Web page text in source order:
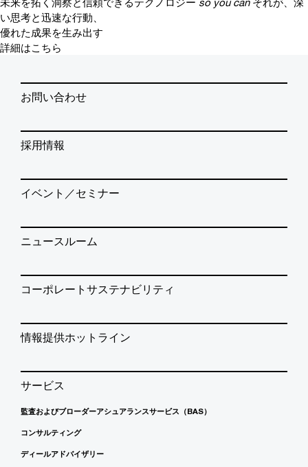
い思考と迅速な行動、
優れた成果を生み出す
詳細はこちら
お問い合わせ
採用情報
イベント／セミナー
ニュースルーム
コーポレートサステナビリティ
情報提供ホットライン
サービス
監査およびブローダーアシュアランスサービス（BAS）
コンサルティング
ディールアドバイザリー